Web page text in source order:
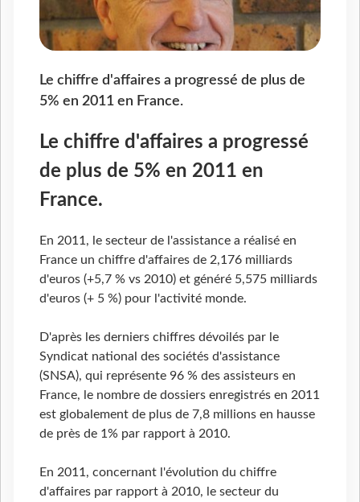
Le chiffre d'affaires a progressé de plus de
5% en 2011 en France.
Le chiffre d'affaires a progressé
de plus de 5% en 2011 en
France.
En 2011, le secteur de l'assistance a réalisé en
France un chiffre d'affaires de 2,176 milliards
d'euros (+5,7 % vs 2010) et généré 5,575 milliards
d'euros (+ 5 %) pour l'activité monde.
D'après les derniers chiffres dévoilés par le
Syndicat national des sociétés d'assistance
(SNSA), qui représente 96 % des assisteurs en
France, le nombre de dossiers enregistrés en 2011
est globalement de plus de 7,8 millions en hausse
de près de 1% par rapport à 2010.
En 2011, concernant l'évolution du chiffre
d'affaires par rapport à 2010, le secteur du